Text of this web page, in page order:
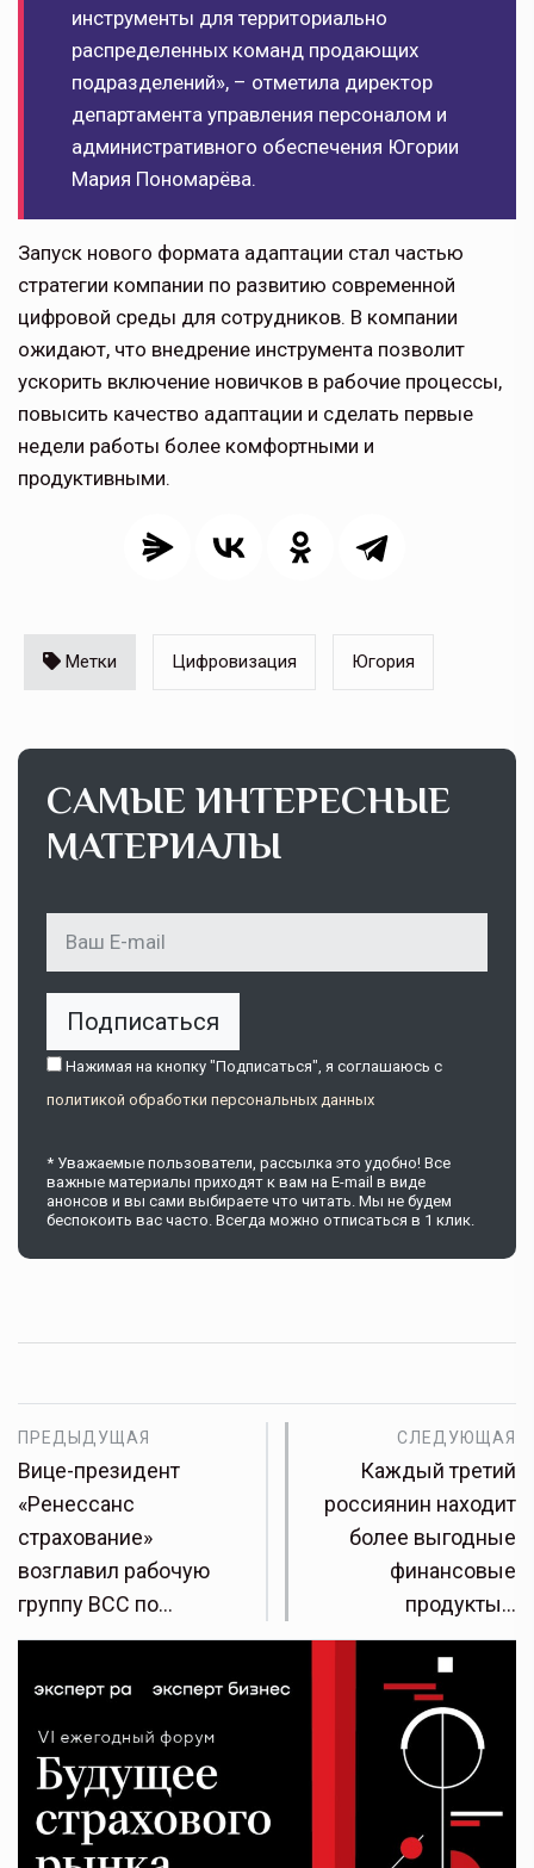
инструменты для территориально
распределенных команд продающих
подразделений», – отметила директор
департамента управления персоналом и
административного обеспечения Югории
Мария Пономарёва.
Запуск нового формата адаптации стал частью
стратегии компании по развитию современной
цифровой среды для сотрудников. В компании
ожидают, что внедрение инструмента позволит
ускорить включение новичков в рабочие процессы,
повысить качество адаптации и сделать первые
недели работы более комфортными и
продуктивными.
Метки Цифровизация Югория
САМЫЕ ИНТЕРЕСНЫЕ
МАТЕРИАЛЫ
Подписаться
Нажимая на кнопку "Подписаться", я соглашаюсь c
политикой обработки персональных данных
* Уважаемые пользователи, рассылка это удобно! Все
важные материалы приходят к вам на E-mail в виде
анонсов и вы сами выбираете что читать. Мы не будем
беспокоить вас часто. Всегда можно отписаться в 1 клик.
ПРЕДЫДУЩАЯ
Вице-президент
«Ренессанс
страхование»
возглавил рабочую
группу ВСС по…
СЛЕДУЮЩАЯ
Каждый третий
россиянин находит
более выгодные
финансовые
продукты…